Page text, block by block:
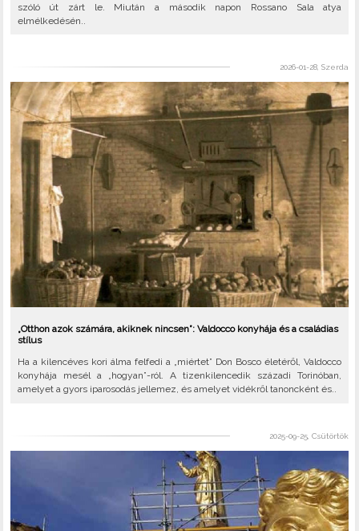
szóló út zárt le. Miután a második napon Rossano Sala atya
elmélkedésén..
2026-01-28, Szerda
„Otthon azok számára, akiknek nincsen”: Valdocco konyhája és a családias
stílus
Ha a kilencéves kori álma felfedi a „miértet” Don Bosco életéről, Valdocco
konyhája mesél a „hogyan”-ról. A tizenkilencedik századi Torinóban,
amelyet a gyors iparosodás jellemez, és amelyet vidékről tanoncként és..
2025-09-25, Csütörtök